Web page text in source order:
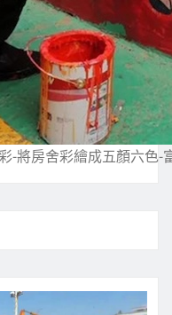
-將房舍彩繪成五顏六色-